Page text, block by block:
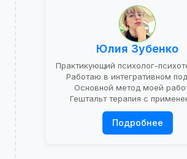
Юлия Зубенко
Практикующий психолог-
Работаю в интегративном
Основной метод моей
Гештальт терапия с
психоаналитической
Подробнее